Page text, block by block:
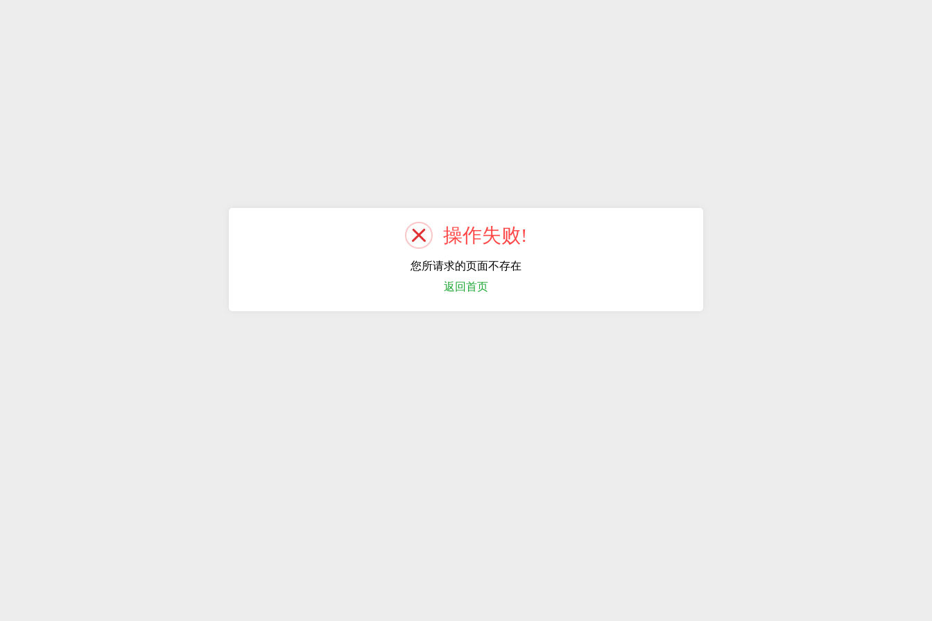
操作失败!
您所请求的页面不存在
返回首页